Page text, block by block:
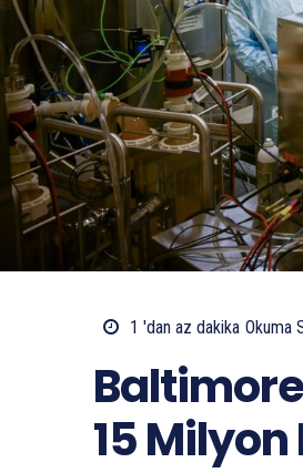
1 'dan az dakika Okuma
15 Milyon